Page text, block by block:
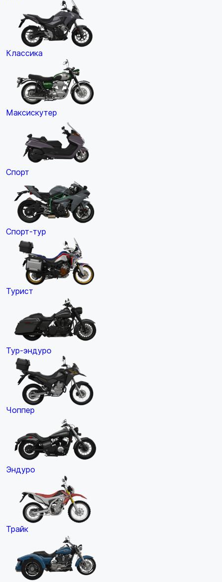
Классика
Максискутер
Спорт
Спорт-тур
Турист
Тур-эндуро
Чоппер
Эндуро
Трайк